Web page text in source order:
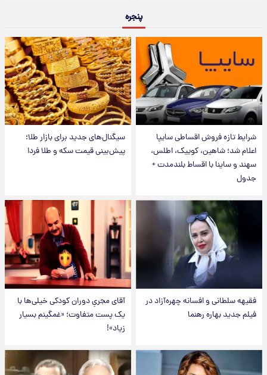
پنجره
شرایط تازه فروش اقساطی سایپا
اعلام شد؛ شاهین، کوییک، اطلس،
سهند و ساینا با اقساط بلندمدت +
جدول
سیگنال‌های جدید برای بازار طلا؛
پیش‌بینی قیمت سکه و طلا فردا
فقیهه سلطانی و افسانه چهره‌آزاد در
فیلم جدید بهاره رهنما
آقای مجریِ دوران کودکی خیلی‌ها با
یک پست متفاوت؛ «غمگینم بسیار
زیاد»!